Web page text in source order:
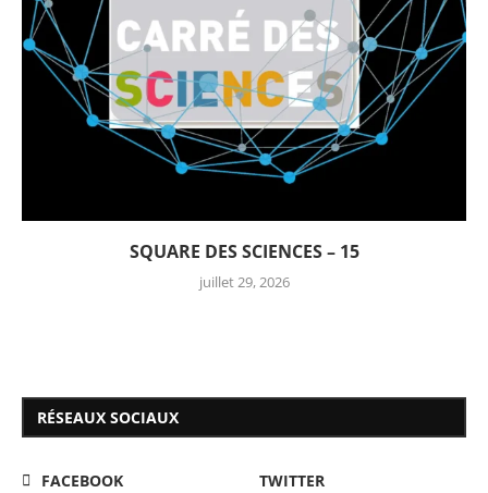
SQUARE DES SCIENCES – 15
juillet 29, 2026
RÉSEAUX SOCIAUX
FACEBOOK
TWITTER